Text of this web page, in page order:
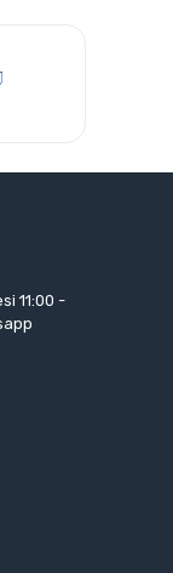
11:00 -